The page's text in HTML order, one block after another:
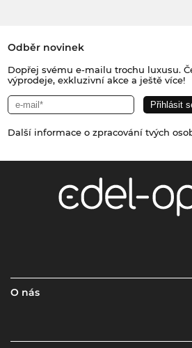
Odběr novinek
Dopřej svému e-mailu trochu luxusu.
výprodeje, exkluzivní akce a ještě více!
Další informace o zpracování tvých
O nás